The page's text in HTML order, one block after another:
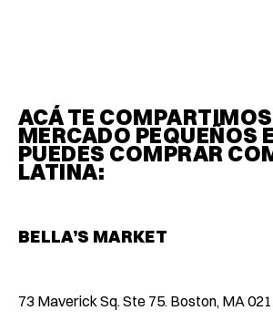
ACÁ TE
MERCADO PEQUEÑOS
PUEDES COMPRAR
LATINA:
BELLA’S MARKET
73 Maverick Sq. Ste 75. Boston, MA